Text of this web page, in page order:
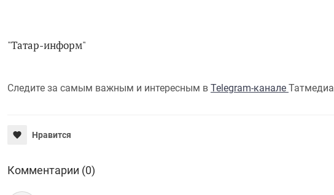
"Татар-информ"
Следите за самым важным и интересным в Telegram-канале Татмедиа
Нравится
Комментарии (0)